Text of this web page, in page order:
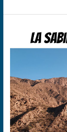
sabiduría
alta